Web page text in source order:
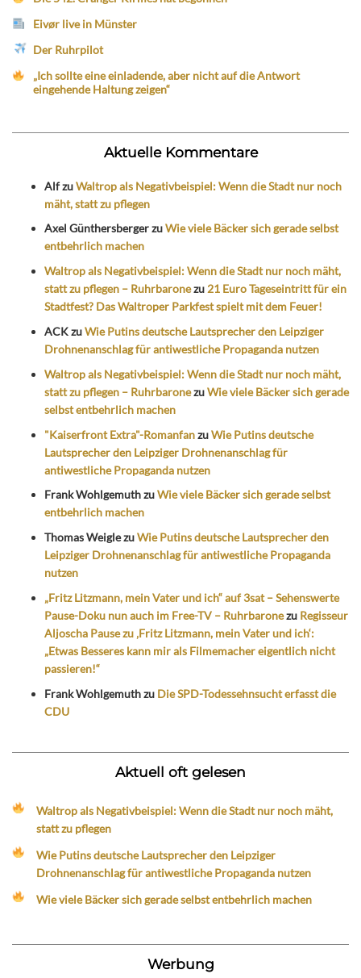
Eivør live in Münster
Der Ruhrpilot
„Ich sollte eine einladende, aber nicht auf die Antwort
eingehende Haltung zeigen“
Aktuelle Kommentare
AlfzuWaltrop als Negativbeispiel: Wenn die Stadt nur noch
mäht, statt zu pflegen
Axel GünthersbergerzuWie viele Bäcker sich gerade selbst
entbehrlich machen
Waltrop als Negativbeispiel: Wenn die Stadt nur noch mäht,
statt zu pflegen – Ruhrbaronezu 21 Euro Tageseintritt für ein
Stadtfest? Das Waltroper Parkfest spielt mit dem Feuer!
ACKzuWie Putins deutsche Lautsprecher den Leipziger
Drohnenanschlag für antiwestliche Propaganda nutzen
Waltrop als Negativbeispiel: Wenn die Stadt nur noch mäht,
statt zu pflegen – RuhrbaronezuWie viele Bäcker sich gerade
selbst entbehrlich machen
"Kaiserfront Extra"-RomanfanzuWie Putins deutsche
Lautsprecher den Leipziger Drohnenanschlag für
antiwestliche Propaganda nutzen
Frank WohlgemuthzuWie viele Bäcker sich gerade selbst
entbehrlich machen
Thomas WeiglezuWie Putins deutsche Lautsprecher den
Leipziger Drohnenanschlag für antiwestliche Propaganda
nutzen
„Fritz Litzmann, mein Vater und ich“ auf 3sat – Sehenswerte
Pause-Doku nun auch im Free-TV – Ruhrbaronezu Regisseur
Aljoscha Pause zu ‚Fritz Litzmann, mein Vater und ich‘:
„Etwas Besseres kann mir als Filmemacher eigentlich nicht
passieren!“
Frank Wohlgemuthzu Die SPD-Todessehnsucht erfasst die
CDU
Aktuell oft gelesen
Waltrop als Negativbeispiel: Wenn die Stadt nur noch mäht,
statt zu pflegen
Wie Putins deutsche Lautsprecher den Leipziger
Drohnenanschlag für antiwestliche Propaganda nutzen
Wie viele Bäcker sich gerade selbst entbehrlich machen
Werbung